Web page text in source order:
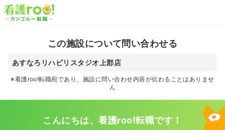
この施設について問い合わせる
あすなろリハビリスタジオ上郡店
※看護roo!転職宛であり、施設に問い合わせ内容が伝わることはありませ
ん
こんにちは、看護roo!転職です！